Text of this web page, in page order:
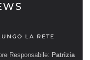
LA RETE
Responsabile: Patrizia